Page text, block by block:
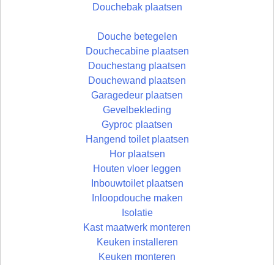
Douchebak plaatsen
Douche betegelen
Douchecabine plaatsen
Douchestang plaatsen
Douchewand plaatsen
Garagedeur plaatsen
Gevelbekleding
Gyproc plaatsen
Hangend toilet plaatsen
Hor plaatsen
Houten vloer leggen
Inbouwtoilet plaatsen
Inloopdouche maken
Isolatie
Kast maatwerk monteren
Keuken installeren
Keuken monteren